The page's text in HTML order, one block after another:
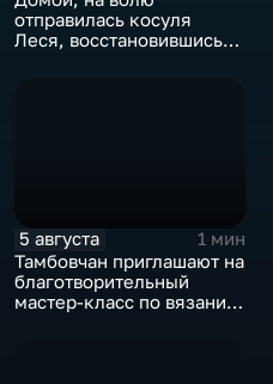
отправилась косуля
Леся, восстановившись
5 августа
1 мин
Тамбовчан приглашают на
благотворительный
мастер-класс по вязанию